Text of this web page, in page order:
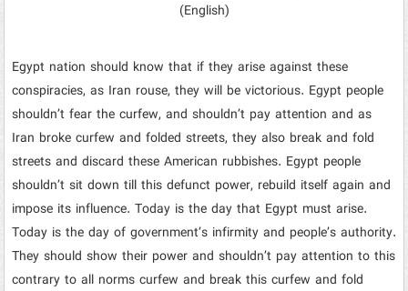
(English)
Egypt nation should know that if they arise against these
conspiracies, as Iran rouse, they will be victorious. Egypt people
shouldn’t fear the curfew, and shouldn’t pay attention and as
Iran broke curfew and folded streets, they also break and fold
streets and discard these American rubbishes. Egypt people
shouldn’t sit down till this defunct power, rebuild itself again and
impose its influence. Today is the day that Egypt must arise.
Today is the day of government’s infirmity and people’s authority.
They should show their power and shouldn’t pay attention to this
contrary to all norms curfew and break this curfew and fold